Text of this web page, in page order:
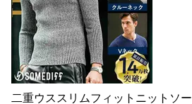
二重ウススリムフィットニットソー